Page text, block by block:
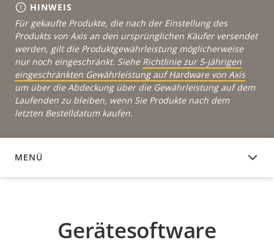
HINWEIS
Für gekaufte Produkte, die nach der Einstellung des
Produkts von Axis an den ursprünglichen Käufer versendet
werden, gilt die Produktgewährleistung möglicherweise
nur noch eingeschränkt. Siehe Richtlinie zur 5-jährigen
eingeschränkten Gewährleistung auf Hardware von Axis
um über die Abdeckung über die Gewährleistung auf dem
Laufenden zu bleiben, wenn Sie Produkte nach dem
letzten Bestelldatum kaufen.
MENÜ
GERÄTESOFTWARE
Gerätesoftware